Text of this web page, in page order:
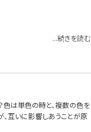
...続きを読む
色は単色の時と、複数の色を
互いに影響しあうことが原